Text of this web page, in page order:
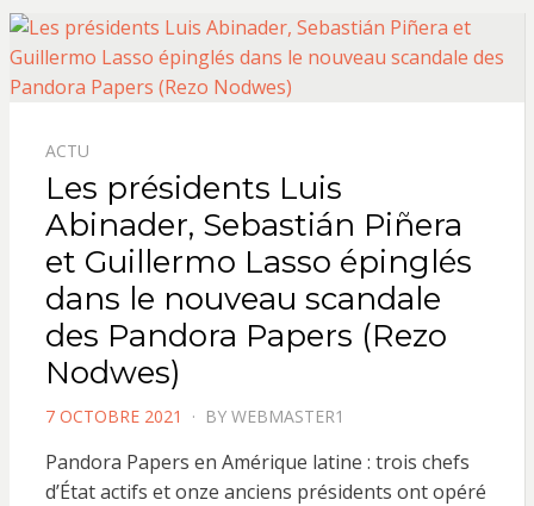
ACTU
Les présidents Luis
Abinader, Sebastián Piñera
et Guillermo Lasso épinglés
dans le nouveau scandale
des Pandora Papers (Rezo
Nodwes)
POSTED
7 OCTOBRE 2021 BY WEBMASTER1
Pandora Papers en Amérique latine : trois chefs
d’État actifs et onze anciens présidents ont opéré